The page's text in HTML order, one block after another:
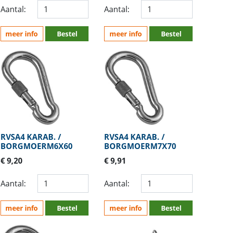
Aantal:
meer info Bestel
Aantal:
meer info Bestel
RVSA4 KARAB. /
BORGMOERM6X60
€ 9,20
Aantal:
meer info Bestel
RVSA4 KARAB. /
BORGMOERM7X70
€ 9,91
Aantal:
meer info Bestel